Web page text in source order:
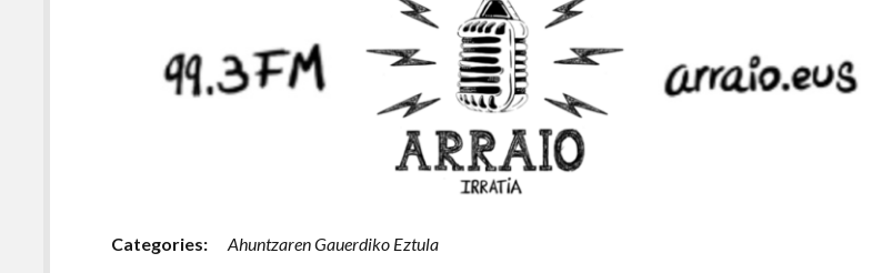
Categories: Ahuntzaren Gauerdiko Eztula